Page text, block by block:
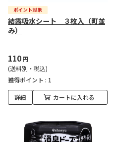
結露吸水シート ３枚入（町並
み）
110円
(送料別・税込)
獲得ポイント : 1
詳細 カートに入れる